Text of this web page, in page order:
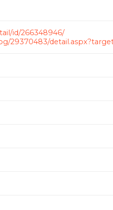
id/266348946/
29370483/